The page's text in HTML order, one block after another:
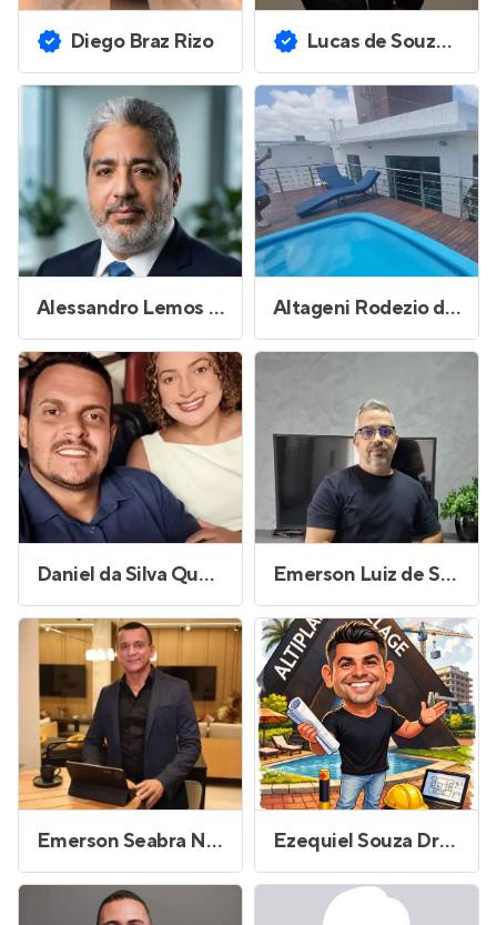
Diego Braz Rizo Lucas de Souza Félix do Nascimento
Alessandro Lemos Martins Altageni Rodezio de Andrade Ferreira
Daniel da Silva Queiroz Emerson Luiz de Souza Morais
Emerson Seabra Neves Ezequiel Souza Drumond